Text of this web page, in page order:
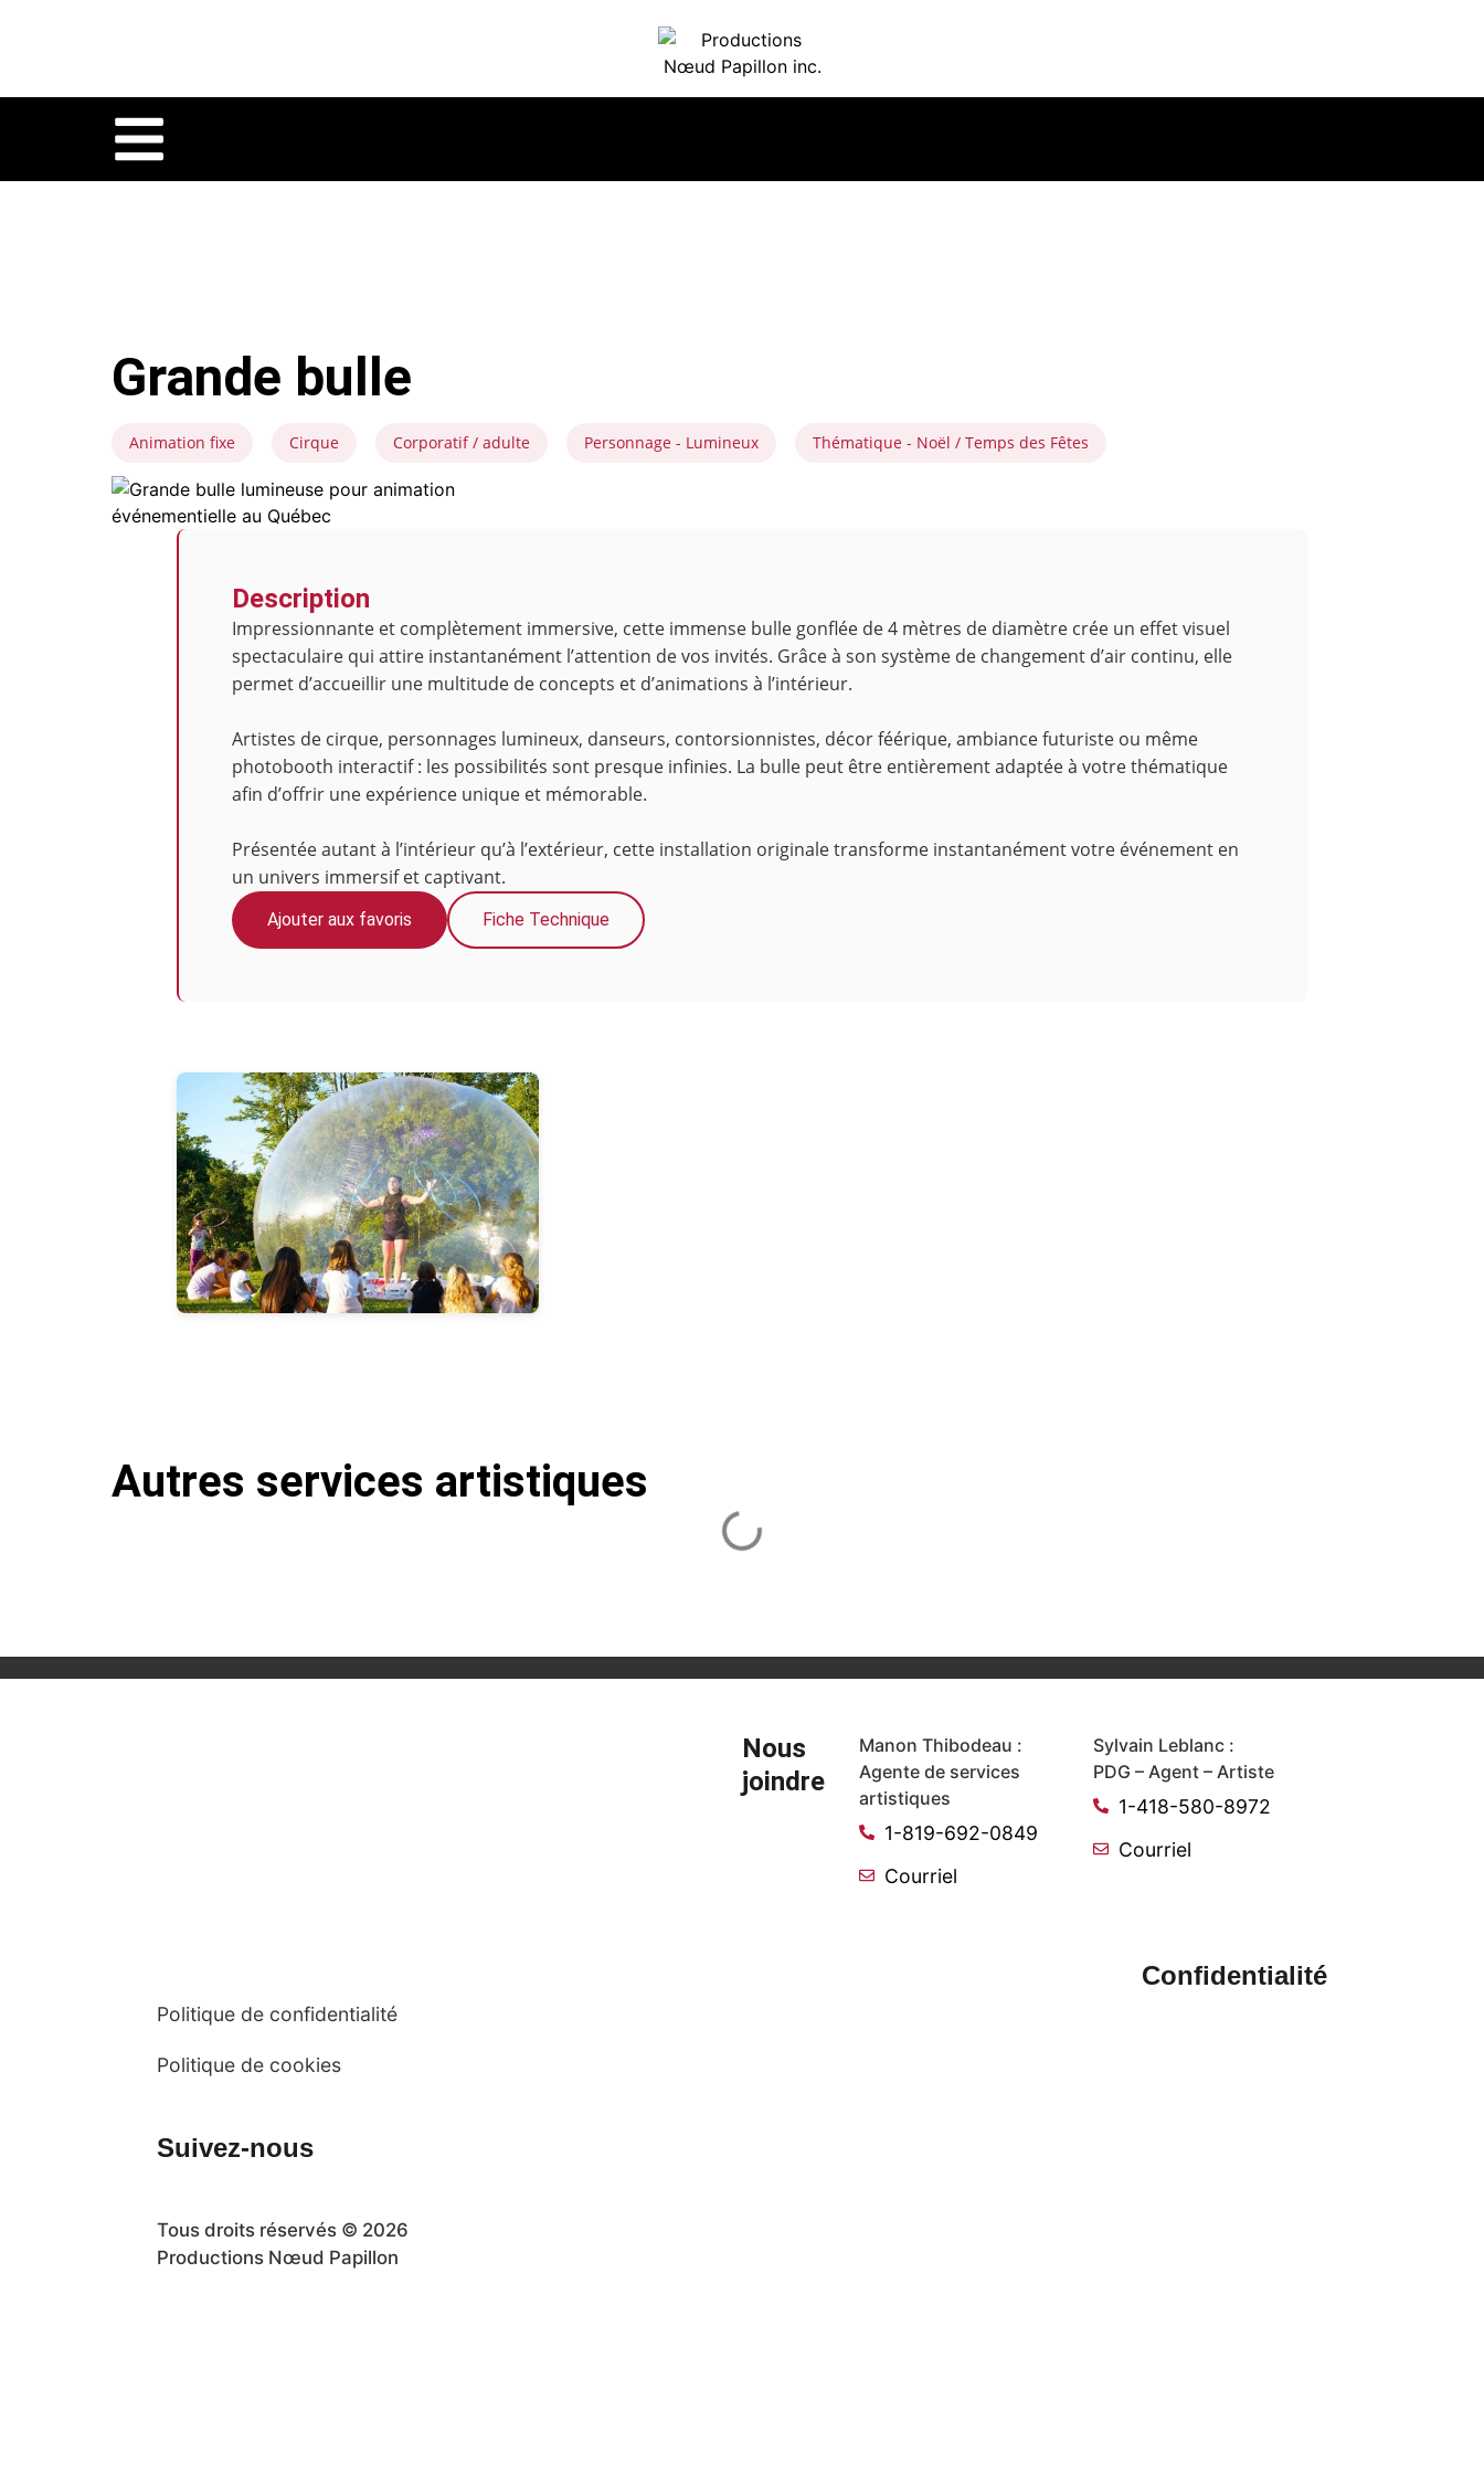
Grande bulle
Animation fixe Cirque Corporatif / adulte Personnage - Lumineux Thématique - Noël / Temps des Fêtes
Description
Impressionnante et complètement immersive, cette immense bulle gonflée de 4 mètres de diamètre crée un effet visuel
spectaculaire qui attire instantanément l’attention de vos invités. Grâce à son système de changement d’air continu, elle
permet d’accueillir une multitude de concepts et d’animations à l’intérieur.
Artistes de cirque, personnages lumineux, danseurs, contorsionnistes, décor féérique, ambiance futuriste ou même
photobooth interactif : les possibilités sont presque infinies. La bulle peut être entièrement adaptée à votre thématique
afin d’offrir une expérience unique et mémorable.
Présentée autant à l’intérieur qu’à l’extérieur, cette installation originale transforme instantanément votre événement en
un univers immersif et captivant.
Ajouter aux favoris Fiche Technique
Autres services artistiques
Nous
joindre
Manon Thibodeau :
Agente de services
artistiques
1-819-692-0849
Courriel
Sylvain Leblanc :
PDG – Agent – Artiste
1-418-580-8972
Courriel
Confidentialité
Politique de confidentialité
Politique de cookies
Suivez-nous
Tous droits réservés © 2026
Productions Nœud Papillon